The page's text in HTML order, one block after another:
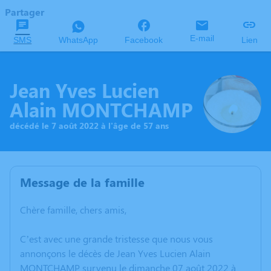
Partager
SMS WhatsApp Facebook E-mail Lien
Jean Yves Lucien
Alain MONTCHAMP
décédé le 7 août 2022 à l'âge de 57 ans
Message de la famille
Chère famille, chers amis,
C’est avec une grande tristesse que nous vous
annonçons le décès de Jean Yves Lucien Alain
MONTCHAMP survenu le dimanche 07 août 2022 à